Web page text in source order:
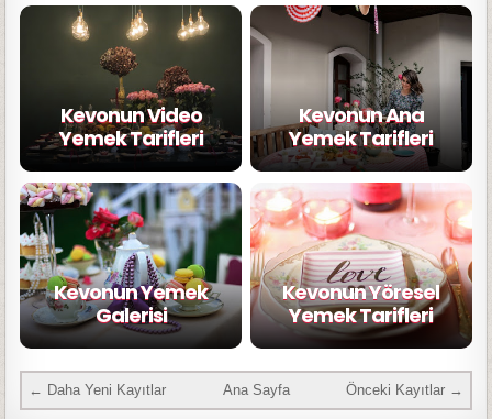
Kevonun Video
Yemek Tarifleri
Kevonun Ana
Yemek Tarifleri
Kevonun Yemek
Galerisi
Kevonun Yöresel
Yemek Tarifleri
← Daha Yeni Kayıtlar Önceki Kayıtlar →
Ana Sayfa